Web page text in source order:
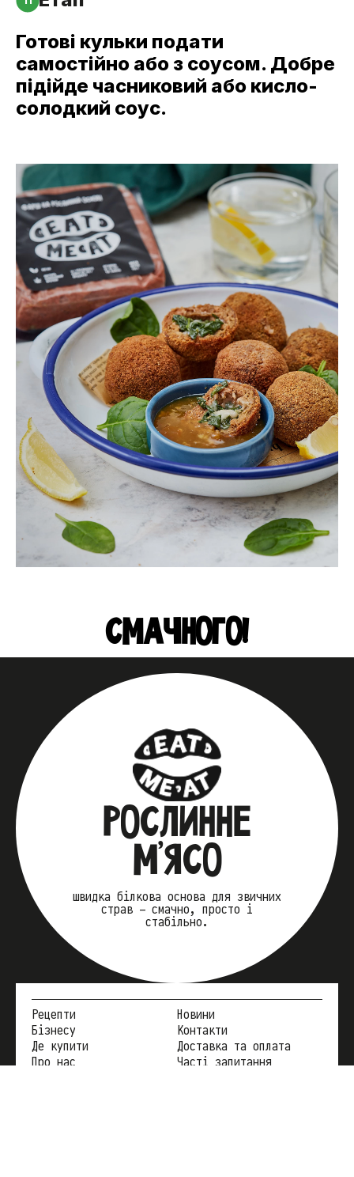
Готові кульки подати
самостійно або з соусом. Добре
підійде часниковий або кисло-
солодкий соус.
СМАЧНОГО!
РОСЛИННЕ
М’ЯСО
швидка білкова основа для звичних
страв — смачно, просто і
стабільно.
Рецепти
Бізнесу
Де купити
Про нас
Новини
Контакти
Доставка та оплата
Часті запитання